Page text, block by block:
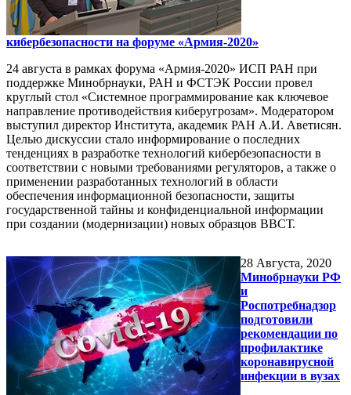
кибербезопасности на форуме «Армия-2020»
24 августа в рамках форума «Армия-2020» ИСП РАН при
поддержке Минобрнауки, РАН и ФСТЭК России провел
круглый стол «Системное программирование как ключевое
направление противодействия киберугрозам». Модератором
выступил директор Института, академик РАН А.И. Аветисян.
Целью дискуссии стало информирование о последних
тенденциях в разработке технологий кибербезопасности в
соответствии с новыми требованиями регуляторов, а также о
применении разработанных технологий в области
обеспечения информационной безопасности, защиты
государственной тайны и конфиденциальной информации
при создании (модернизации) новых образцов ВВСТ.
28 Августа, 2020
Минобрнауки РФ
и
Роспотребнадзор
подготовили
рекомендации по
профилактике
коронавирусной
инфекции в вузах